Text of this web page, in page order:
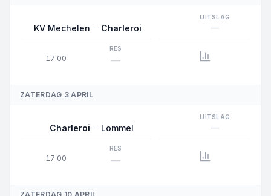
17:00
KV Mechelen Charleroi
UITSLAG
—
RES
—
ZATERDAG 3 APRIL
17:00
Charleroi Lommel
UITSLAG
—
RES
—